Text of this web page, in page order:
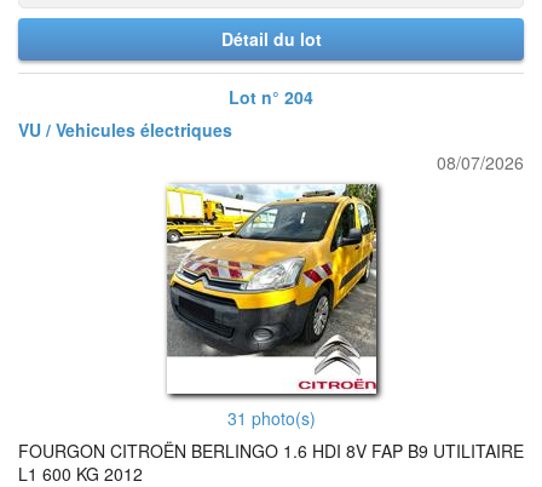
Détail du lot
Lot n° 204
VU / Vehicules électriques
08/07/2026
31 photo(s)
FOURGON CITROËN BERLINGO 1.6 HDI 8V FAP B9 UTILITAIRE
L1 600 KG 2012